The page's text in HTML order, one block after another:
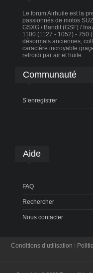
Le forum Airhuile est la
passionnés de motos
GSXG / Bandit (GSF) /
1100 (1127 - 1052) - 750
désormais anciennes,
caractère incroyable
refroidi par air et huile.
Communauté
S’enregistrer
Aide
FAQ
Rechercher
Nous contacter
Conditions d’utilisation |